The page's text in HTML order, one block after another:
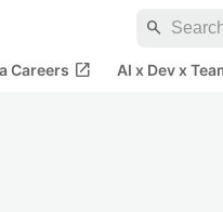
search
Careers open_in_new AI x Dev x